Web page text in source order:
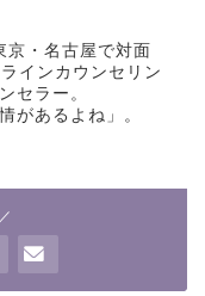
・名古屋で対面
インカウンセリン
セラー。
があるよね」。